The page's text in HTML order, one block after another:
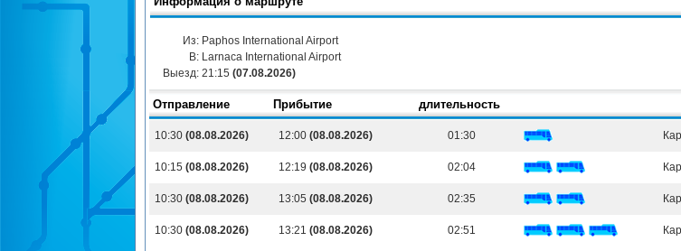
Из: Paphos International Airport
В: Larnaca International Airport
Выезд: 21:15 (07.08.2026)
Отправление Прибытие длительность
10:30 (08.08.2026) 12:00 (08.08.2026) 01:30
10:15 (08.08.2026) 12:19 (08.08.2026) 02:04
10:30 (08.08.2026) 13:05 (08.08.2026) 02:35
10:30 (08.08.2026) 13:21 (08.08.2026) 02:51